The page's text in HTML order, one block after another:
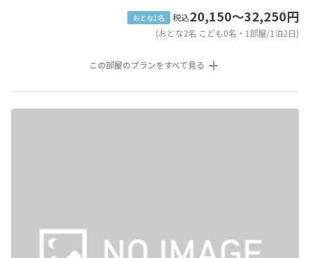
おとな1名 税込20,150～32,250円
(おとな2名 こども0名・1部屋/1泊2日)
この部屋のプランをすべて見る